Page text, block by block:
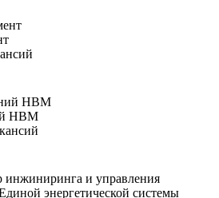
НВМ